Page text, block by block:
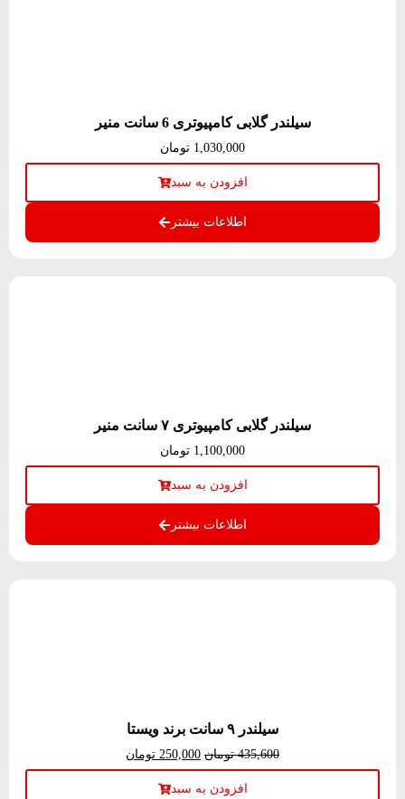
سیلندر گلابی کامپیوتری 6 سانت منیر
1,030,000 تومان
افزودن به سبد
اطلاعات بیشتر
سیلندر گلابی کامپیوتری ۷ سانت منیر
1,100,000 تومان
افزودن به سبد
اطلاعات بیشتر
سیلندر ۹ سانت برند ویستا
435,600 تومان 250,000 تومان
افزودن به سبد